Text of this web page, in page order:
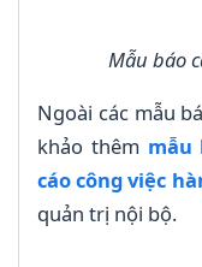
Mẫu báo
Ngoài các mẫu
khảo thêm mẫu
cáo công việc
quản trị nội bộ.